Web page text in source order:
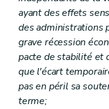
ayant des effets
des administrations
grave récession
pacte de stabilité et
que l'écart
pas en péril sa
terme;